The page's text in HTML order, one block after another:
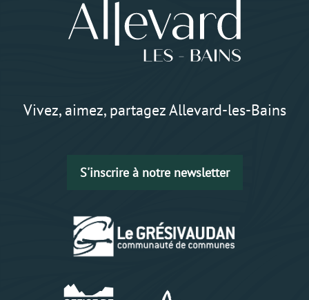
Vivez, aimez, partagez Allevard-les-Bains
S'inscrire à notre newsletter